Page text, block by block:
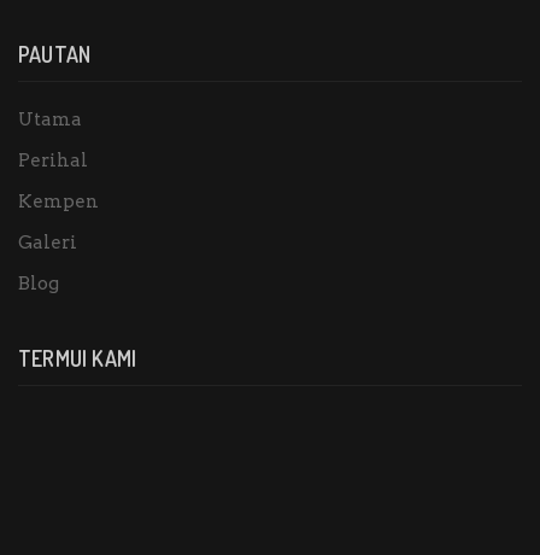
PAUTAN
Utama
Perihal
Kempen
Galeri
Blog
TERMUI KAMI